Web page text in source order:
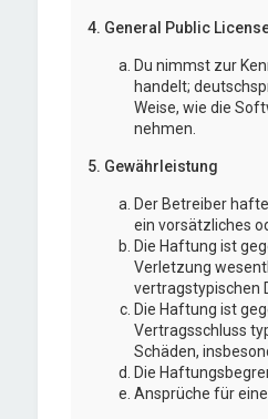
4. General Public
Du nimmst zur
handelt;
Weise, wie die
nehmen.
5. Gewährleistung
Der Betreiber
ein vorsätzliches
Die Haftung ist
Verletzung
vertragstypischen
Die Haftung ist
Vertragsschluss
Schäden,
Die
Ansprüche für